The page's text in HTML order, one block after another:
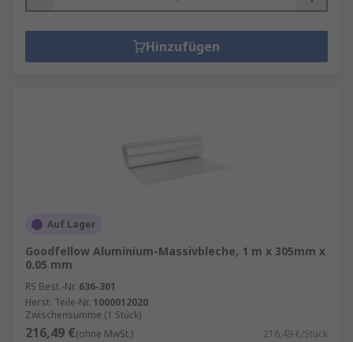
Hinzufügen
Auf Lager
Goodfellow Aluminium-Massivbleche, 1 m x 305mm x
0.05 mm
RS Best.-Nr. 636-301
Herst. Teile-Nr. 1000012020
Zwischensumme (1 Stück)
216,49 €(ohne MwSt.) 216,49 €/Stück